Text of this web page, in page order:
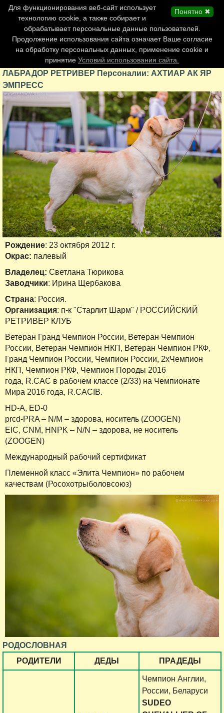
Главная страница
Обновления сайта
Контакты
Персоналии
Форум
ЛАБРАДОР РЕТРИВЕР Персоналии: АХТИАР АК ЯР
ЭМПРЕСС
Рождение: 23 октября 2012 г.
Окрас: палевый
Владелец: Светлана Тюрикова
Заводчики: Ирина Щербакова
Страна: Россия.
Организация: п-к "Старлит Шарм" / РОССИЙСКИЙ
РЕТРИВЕР КЛУБ
Ветеран Гранд Чемпион России, Ветеран Чемпион
России, Ветеран Чемпион НКП, Ветеран Чемпион РКФ,
Гранд Чемпион России, Чемпион России, 2хЧемпион
НКП, Чемпион РКФ, Чемпион Породы 2016
года, R.CAC в рабочем классе (2/33) на Чемпионате
Мира 2016 года, R.CACIB.
HD-A, ED-0
prcd-PRA – N/M – здорова, носитель (ZOOGEN)
EIC, CNM, HNPK – N/N – здорова, не носитель
(ZOOGEN)
Международный рабочий сертификат
Племенной класс «Элита Чемпион» по рабочем
качествам (Росохотрыболовсоюз)
РОДОСЛОВНАЯ
РОДИТЕЛИ
ДЕДЫ ПРАДЕДЫ
Чемпион Англии,
России, Беларуси
SUDEO
Понятно ✖
Для функционирования веб-сайт использует
технологию cookie, а также собирает и
обрабатывает персональные данные пользователей.
Продолжение использования сайта означает Ваше согласие
на обработку персональных данных, применение cookie и
принятие Условий использования сайта.